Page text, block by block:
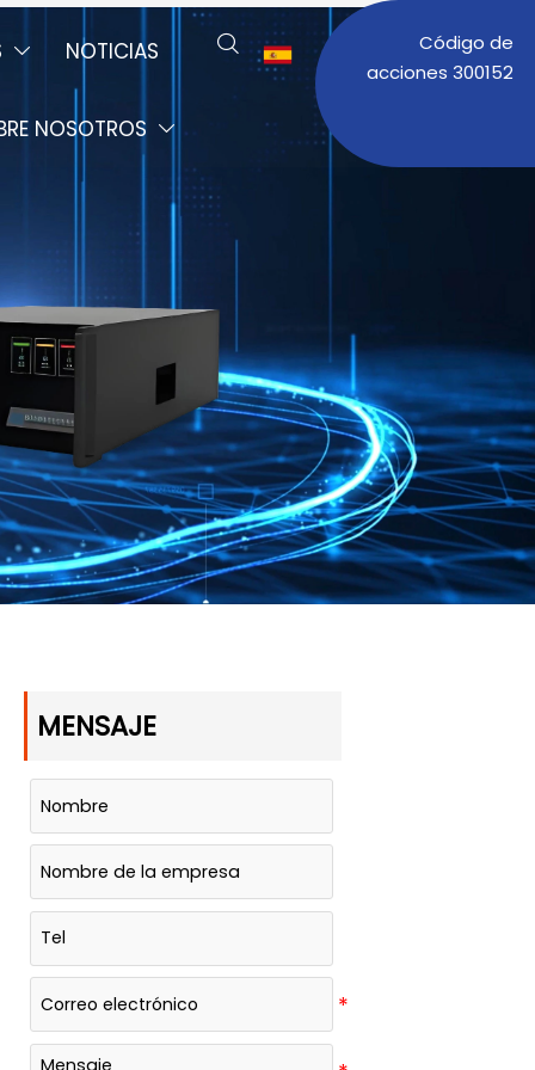
 NOTICIAS
NOSOTROS 
 
Código de
acciones 300152
MENSAJE